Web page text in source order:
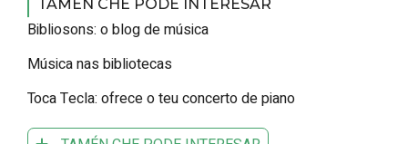
TAMÉN CHE PODE INTERESAR
Bibliosons: o blog de música
Música nas bibliotecas
Toca Tecla: ofrece o teu concerto de piano